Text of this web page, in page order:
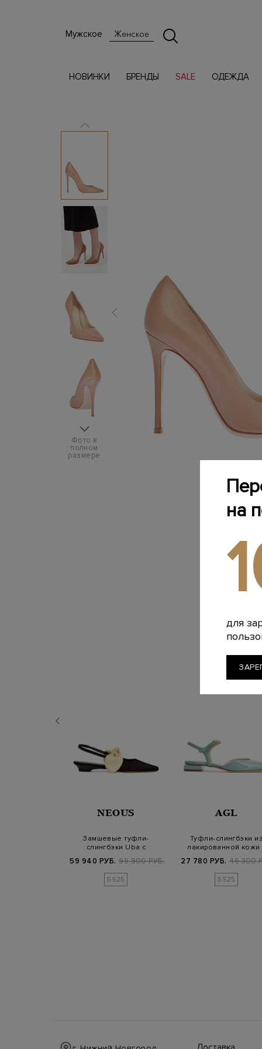
Мужское Женское
НОВИНКИ БРЕНДЫ SALE ОДЕЖДА
Фото в
полном
размере
NEOUS
Замшевые туфли-
слингбэки Uba с
59 940 РУБ. 99 900 РУБ.
SS25
AGL
Туфли-слингбэки из
лакированной кожи
27 780 РУБ. 46 300
SS25
на
для